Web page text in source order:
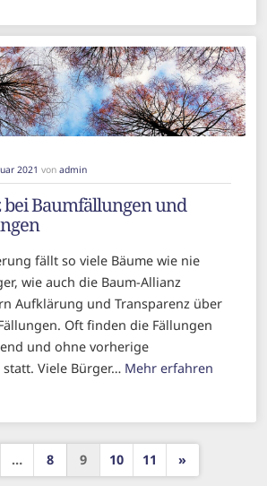
2021 von admin
Baumfällungen und
fällt so viele Bäume wie nie
wie auch die Baum-Allianz
Aufklärung und Transparenz über
Oft finden die Fällungen
und ohne vorherige
Viele Bürger… Mehr erfahren
… 8 9 10 11 »